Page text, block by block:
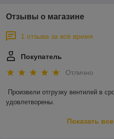
Отзывы о магазине
1 отзыва за всё время
Покупатель
Отлично
Произвели отгрузку вентилей в
удовлетворены.
Показать